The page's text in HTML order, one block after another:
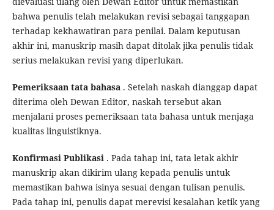
bahwa penulis telah melakukan revisi sebagai tanggapan
terhadap kekhawatiran para penilai. Dalam keputusan
akhir ini, manuskrip masih dapat ditolak jika penulis tidak
serius melakukan revisi yang diperlukan.
Pemeriksaan tata bahasa. Setelah naskah dianggap dapat
diterima oleh Dewan Editor, naskah tersebut akan
menjalani proses pemeriksaan tata bahasa untuk menjaga
kualitas linguistiknya.
Konfirmasi Publikasi. Pada tahap ini, tata letak akhir
manuskrip akan dikirim ulang kepada penulis untuk
memastikan bahwa isinya sesuai dengan tulisan penulis.
Pada tahap ini, penulis dapat merevisi kesalahan ketik yang